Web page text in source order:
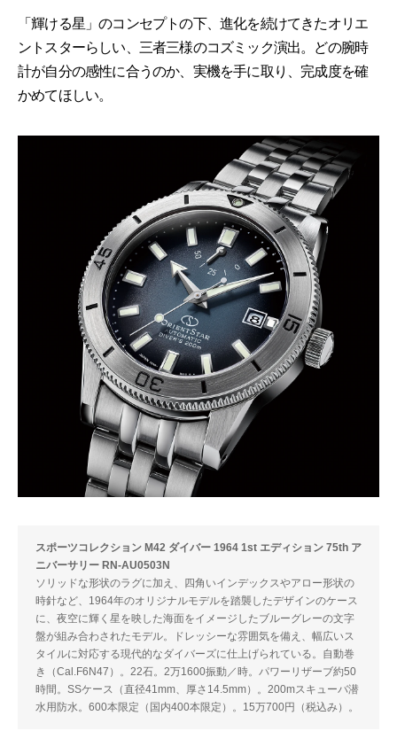
「輝ける星」のコンセプトの下、進化を続けてきたオリエ
ントスターらしい、三者三様のコズミック演出。どの腕時
計が自分の感性に合うのか、実機を手に取り、完成度を確
かめてほしい。
スポーツコレクション M42 ダイバー 1964 1st エディション 75th ア
ニバーサリー RN-AU0503N
ソリッドな形状のラグに加え、四角いインデックスやアロー形状の
時針など、1964年のオリジナルモデルを踏襲したデザインのケース
に、夜空に輝く星を映した海面をイメージしたブルーグレーの文字
盤が組み合わされたモデル。ドレッシーな雰囲気を備え、幅広いス
タイルに対応する現代的なダイバーズに仕上げられている。自動巻
き（Cal.F6N47）。22石。2万1600振動／時。パワーリザーブ約50
時間。SSケース（直径41mm、厚さ14.5mm）。200mスキューバ潜
水用防水。600本限定（国内400本限定）。15万700円（税込み）。